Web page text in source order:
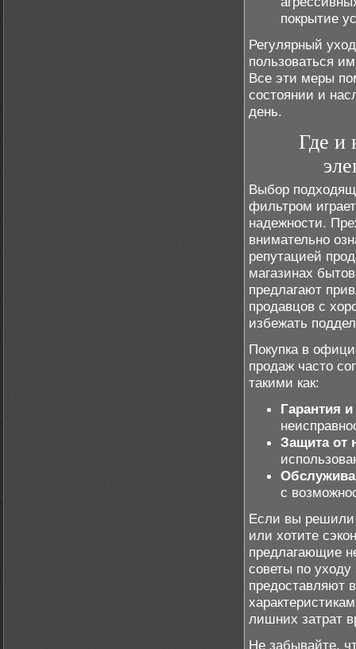
покрытие
Регулярный
пользоваться
Все эти меры
состоянии и
день.
Где и
Выбор
фильтром
надежности.
внимательно
репутацией
магазинах
предлагают
продавцов с
избежать
Покупка в
продаж часто
такими как:
Гарантия
Защита от
с
Если вы
или хотите
предлагающие
советы по уходу
предоставляют
лишних затрат
Не забывайте,